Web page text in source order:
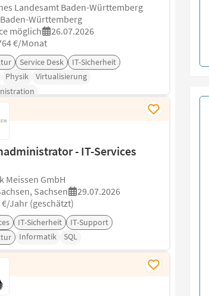
Landesamt Baden-Württemberg
Württemberg
möglich
26.07.2026
€/Monat
Service Desk
IT-Sicherheit
Physik
Virtualisierung
- IT-Services
Meissen GmbH
Sachsen
29.07.2026
€/Jahr (geschätzt)
IT-Sicherheit
IT-Support
Informatik SQL